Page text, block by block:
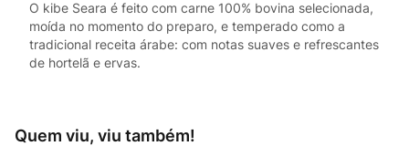
O kibe Seara é feito com carne 100% bovina selecionada,
moída no momento do preparo, e temperado como a
tradicional receita árabe: com notas suaves e refrescantes
de hortelã e ervas.
Quem viu, viu também!